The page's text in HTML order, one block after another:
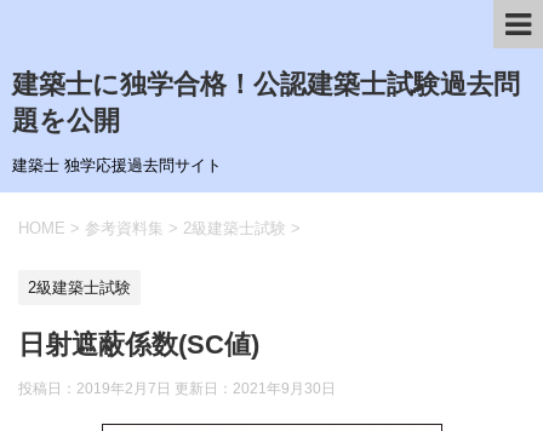
建築士に独学合格！公認建築士試験過去問
題を公開
建築士 独学応援過去問サイト
HOME > 参考資料集 > 2級建築士試験 >
2級建築士試験
日射遮蔽係数(SC値)
投稿日：2019年2月7日 更新日： 2021年9月30日